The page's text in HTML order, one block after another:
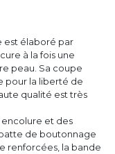
est élaboré par
à la fois une
peau. Sa coupe
pour la liberté de
qualité est très
et des
de boutonnage
renforcées, la bande